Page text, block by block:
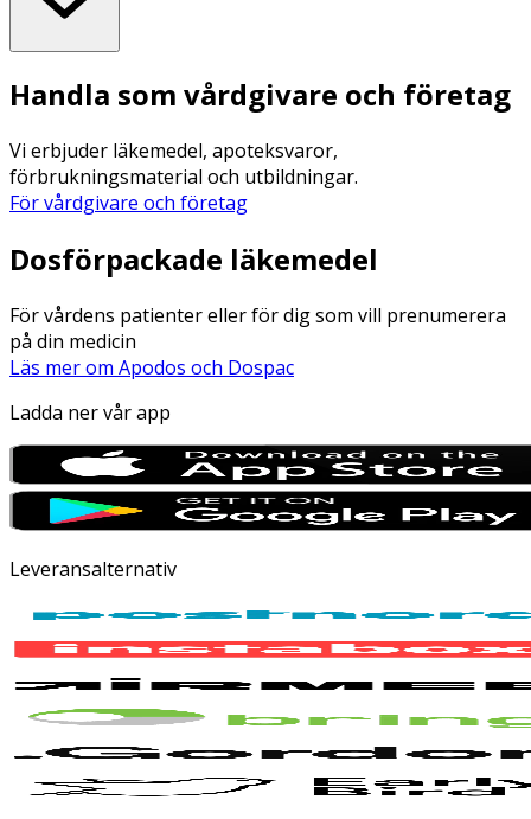
Handla som vårdgivare och företag
Vi erbjuder läkemedel, apoteksvaror,
förbrukningsmaterial och utbildningar.
För vårdgivare och företag
Dosförpackade läkemedel
För vårdens patienter eller för dig som vill prenumerera
på din medicin
Läs mer om Apodos och Dospac
Ladda ner vår app
Leveransalternativ